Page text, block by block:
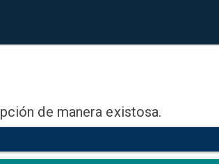
de manera existosa.